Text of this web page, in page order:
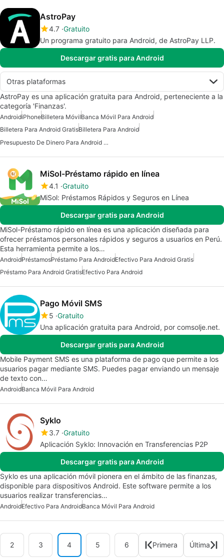
AstroPay
4.7 Gratuito
Un programa gratuito para Android, de AstroPay LLP.
Descargar gratis para Android
Otras plataformas
AstroPay es una aplicación gratuita para Android, perteneciente a la
categoría 'Finanzas'.
AndroidiPhoneBilletera MóvilBanca Móvil Para Android
Billetera Para Android GratisBilletera Para Android
Presupuesto De Dinero Para Android Gratis
MiSol-Préstamo rápido en línea
4.1 Gratuito
MiSol: Préstamos Rápidos y Seguros en Línea
Descargar gratis para Android
MiSol-Préstamo rápido en línea es una aplicación diseñada para
ofrecer préstamos personales rápidos y seguros a usuarios en Perú.
Esta herramienta permite a los…
AndroidPréstamosPréstamo Para AndroidEfectivo Para Android Gratis
Préstamo Para Android GratisEfectivo Para Android
Pago Móvil SMS
5 Gratuito
Una aplicación gratuita para Android, por comsolje.net.
Descargar gratis para Android
Mobile Payment SMS es una plataforma de pago que permite a los
usuarios pagar mediante SMS. Puedes pagar enviando un mensaje
de texto con…
AndroidBanca Móvil Para Android
Syklo
3.7 Gratuito
Aplicación Syklo: Innovación en Transferencias P2P
Descargar gratis para Android
Syklo es una aplicación móvil pionera en el ámbito de las finanzas,
disponible para dispositivos Android. Este software permite a los
usuarios realizar transferencias…
AndroidEfectivo Para AndroidBanca Móvil Para Android
2 3 4 5 6 Primera Última